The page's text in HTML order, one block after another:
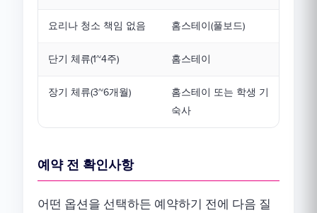
요리나 청소 책임 없음 홈스테이(풀보드)
단기 체류(1~4주) 홈스테이
장기 체류(3~6개월)
홈스테이 또는 학생 기
숙사
예약 전 확인사항
어떤 옵션을 선택하든 예약하기 전에 다음 질